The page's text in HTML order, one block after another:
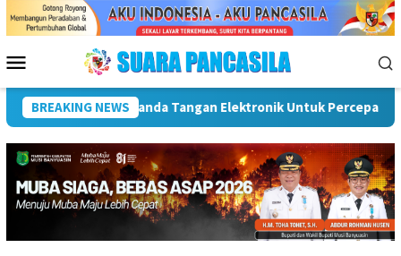
Menu
Mobile
BREAKING NEWS
Dorong UMKM Naik Kelas, Ratu Dewa Tekankan Pentingnya